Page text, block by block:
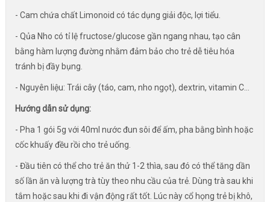
- Cam chứa chất Limonoid có tác dụng giải độc, lợi tiểu.
- Qủa Nho có tỉ lệ fructose/glucose gần ngang nhau, tạo cân
bằng hàm lượng đường nhằm đảm bảo cho trẻ dễ tiêu hóa
tránh bị đầy bụng.
- Nguyên liệu: Trái cây (táo, cam, nho ngọt), dextrin, vitamin C…
Hướng dẫn sử dụng:
- Pha 1 gói 5g với 40ml nước đun sôi để ấm, pha bằng bình hoặc
cốc khuấy đều rồi cho trẻ uống.
- Đầu tiên có thể cho trẻ ăn thử 1-2 thìa, sau đó có thể tăng dần
số lần ăn và lượng trà tùy theo nhu cầu của trẻ. Dùng trà sau khi
tắm hoặc sau khi đi vận động rất tốt. Lúc này cổ họng trẻ bị khô,